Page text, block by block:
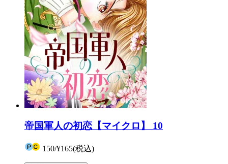
帝国軍人の初恋【マイクロ】 10
150/¥165(税込)